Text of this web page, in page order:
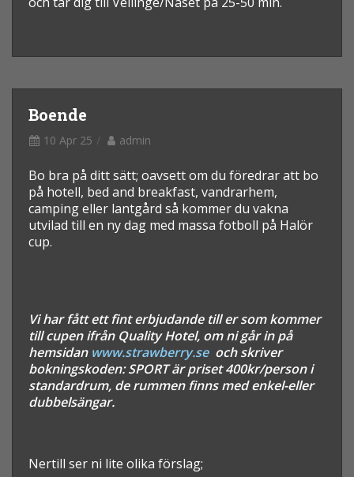
Boende
10 Apr 25 admin
Bo bra på ditt sätt; oavsett om du föredrar att bo
på hotell, bed and breakfast, vandrarhem,
camping eller lantgård så kommer du vakna
utvilad till en ny dag med massa fotboll på Halör
cup.
Vi har fått ett fint erbjudande till er som kommer
till cupen ifrån Quality Hotel, om ni går in på
hemsidan www.strawberry.seoch skriver
bokningskoden: SPORT är priset 400kr/person i
standardrum, de rummen finns med enkel-eller
dubbelsängar.
Nertill ser ni lite olika förslag;